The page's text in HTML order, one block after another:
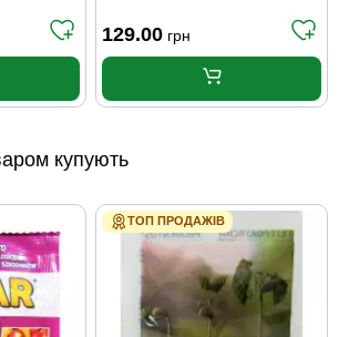
129.00 грн
купують
ТОП ПРОДАЖІВ